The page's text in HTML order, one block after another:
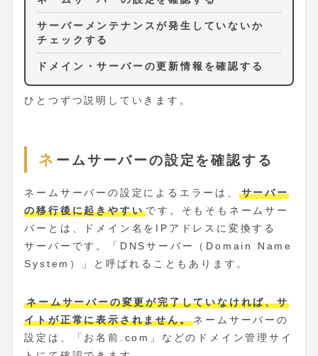
サーバーメンテナンスが発生していないか
チェックする
ドメイン・サーバーの更新情報を確認する
ひとつずつ説明していきます。
ネームサーバーの設定を確認する
ネームサーバーの設定によるエラーは、
サーバー
の移行後に起きやすい です。そもそもネームサー
バーとは、ドメイン名をIPアドレスに変換する
サーバーです。「DNSサーバー（Domain Name
System）」と呼ばれることもあります。
ネームサーバーの変更が完了していなければ、サ
イトが正常に表示されません。 ネームサーバーの
設定は、「お名前.com」などのドメイン管理サイ